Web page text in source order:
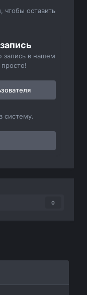
оставить
запись в нашем
систему.
0